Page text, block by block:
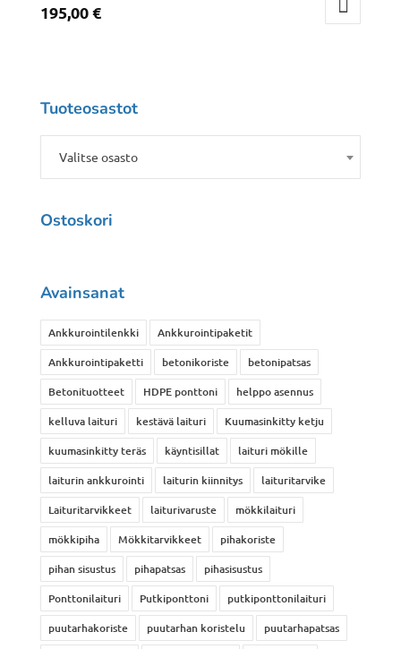
195,00€
Tuoteosastot
Valitse osasto
Ostoskori
Avainsanat
Ankkurointilenkki
Ankkurointipaketit
Ankkurointipaketti
betonikoriste
betonipatsas
Betonituotteet
HDPE ponttoni
helppo asennus
kelluva laituri
kestävä laituri
Kuumasinkitty ketju
kuumasinkitty teräs
käyntisillat
laituri mökille
laiturin ankkurointi
laiturin kiinnitys
laituritarvike
Laituritarvikkeet
laiturivaruste
mökkilaituri
mökkipiha
Mökkitarvikkeet
pihakoriste
pihan sisustus
pihapatsas
pihasisustus
Ponttonilaituri
Putkiponttoni
putkiponttonilaituri
puutarhakoriste
puutarhan koristelu puutarhapatsas